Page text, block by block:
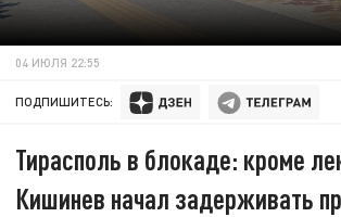
04 ИЮЛЯ 22:55
ПОДПИШИТЕСЬ:
Тирасполь в блокаде: кроме
Кишинев начал задерживать